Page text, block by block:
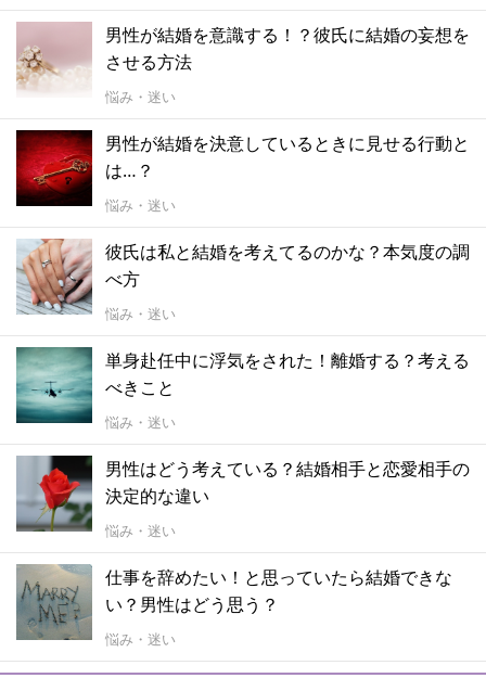
男性が結婚を意識する！？彼氏に結婚の妄想を
させる方法
悩み・迷い
男性が結婚を決意しているときに見せる行動と
は…？
悩み・迷い
彼氏は私と結婚を考えてるのかな？本気度の調
べ方
悩み・迷い
単身赴任中に浮気をされた！離婚する？考える
べきこと
悩み・迷い
男性はどう考えている？結婚相手と恋愛相手の
決定的な違い
悩み・迷い
仕事を辞めたい！と思っていたら結婚できな
い？男性はどう思う？
悩み・迷い